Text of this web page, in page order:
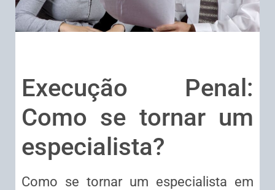
Execução Penal:
Como se tornar um
especialista?
Como se tornar um especialista em